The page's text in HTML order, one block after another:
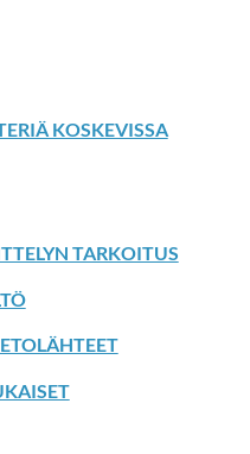
KOSKEVISSA
TARKOITUS